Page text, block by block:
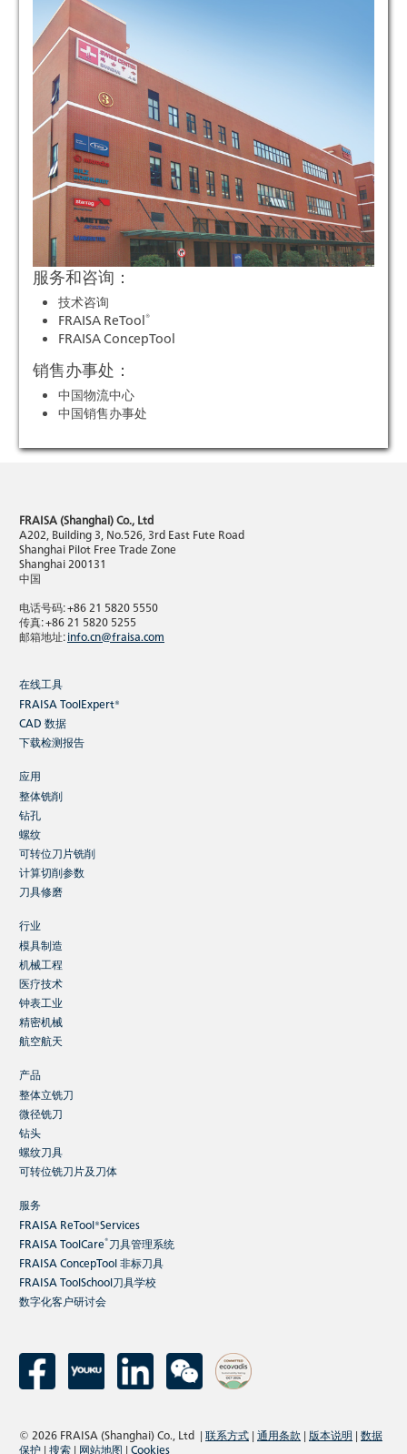
服务和咨询：
技术咨询
FRAISA ReTool®
FRAISA ConcepTool
销售办事处：
中国物流中心
中国销售办事处
FRAISA (Shanghai) Co., Ltd
A202, Building 3, No.526, 3rd East Fute Road
Shanghai Pilot Free Trade Zone
Shanghai 200131
中国
电话号码: +86 21 5820 5550
传真: +86 21 5820 5255
邮箱地址:info.cn@fraisa.com
在线工具
FRAISA ToolExpert®
CAD 数据
下载检测报告
应用
整体铣削
钻孔
螺纹
可转位刀片铣削
计算切削参数
刀具修磨
行业
模具制造
机械工程
医疗技术
钟表工业
精密机械
航空航天
产品
整体立铣刀
微径铣刀
钻头
螺纹刀具
可转位铣刀片及刀体
服务
FRAISA ReTool®Services
FRAISA ToolCare®刀具管理系统
FRAISA ConcepTool 非标刀具
FRAISA ToolSchool刀具学校
数字化客户研讨会
© 2026 FRAISA (Shanghai) Co., Ltd | 联系方式 | 通用条款 | 版本说明 | 数据
保护 | 搜索 | 网站地图 | Cookies